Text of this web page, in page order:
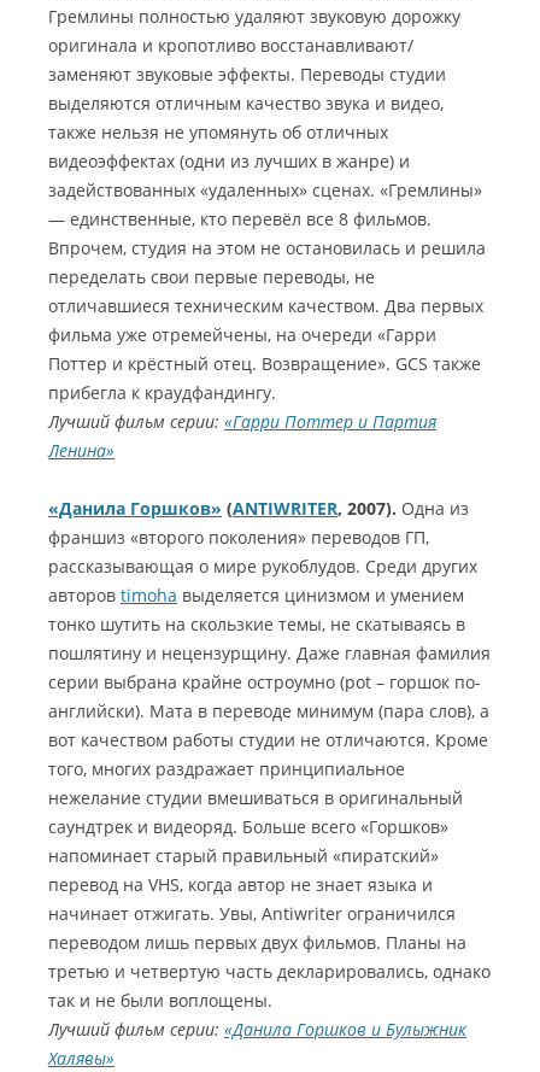
Гремлины полностью удаляют звуковую дорожку
оригинала и кропотливо восстанавливают/
заменяют звуковые эффекты. Переводы студии
выделяются отличным качество звука и видео,
также нельзя не упомянуть об отличных
видеоэффектах (одни из лучших в жанре) и
задействованных «удаленных» сценах. «Гремлины»
— единственные, кто перевёл все 8 фильмов.
Впрочем, студия на этом не остановилась и решила
переделать свои первые переводы, не
отличавшиеся техническим качеством. Два первых
фильма уже отремейчены, на очереди «Гарри
Поттер и крёстный отец. Возвращение». GCS также
прибегла к краудфандингу.
Лучший фильм серии: «Гарри Поттер и Партия
Ленина»
«Данила Горшков» (ANTIWRITER, 2007). Одна из
франшиз «второго поколения» переводов ГП,
рассказывающая о мире рукоблудов. Среди других
авторов timoha выделяется цинизмом и умением
тонко шутить на скользкие темы, не скатываясь в
пошлятину и нецензурщину. Даже главная фамилия
серии выбрана крайне остроумно (pot – горшок по-
английски). Мата в переводе минимум (пара слов), а
вот качеством работы студии не отличаются. Кроме
того, многих раздражает принципиальное
нежелание студии вмешиваться в оригинальный
саундтрек и видеоряд. Больше всего «Горшков»
напоминает старый правильный «пиратский»
перевод на VHS, когда автор не знает языка и
начинает отжигать. Увы, Antiwriter ограничился
переводом лишь первых двух фильмов. Планы на
третью и четвертую часть декларировались, однако
так и не были воплощены.
Лучший фильм серии: «Данила Горшков и Булыжник
Халявы»